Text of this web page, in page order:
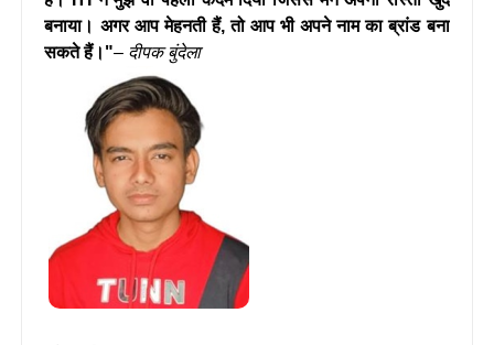
बनाया। अगर आप मेहनती हैं, तो आप भी अपने नाम का ब्रांड बना
सकते हैं।"– दीपक बुंदेला